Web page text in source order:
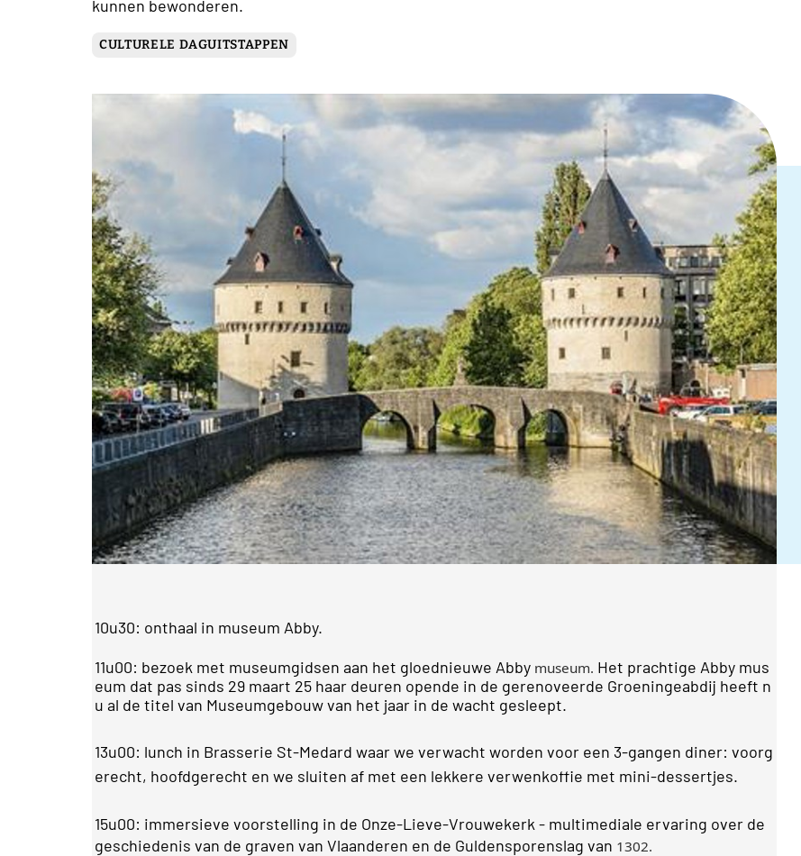
kunnen bewonderen.
CULTURELE DAGUITSTAPPEN
10u30: onthaal in museum Abby.
11u00: bezoek met museumgidsen aan het gloednieuwe Abby museum. Het prachtige Abby mus
eum dat pas sinds 29 maart 25 haar deuren opende in de gerenoveerde Groeningeabdij heeft n
u al de titel van Museumgebouw van het jaar in de wacht gesleept.
13u00: lunch in Brasserie St-Medard waar we verwacht worden voor een 3-gangen diner: voorg
erecht, hoofdgerecht en we sluiten af met een lekkere verwenkoffie met mini-dessertjes.
15u00: immersieve voorstelling in de Onze-Lieve-Vrouwekerk - multimediale ervaring over de
geschiedenis van de graven van Vlaanderen en de Guldensporenslag van 1302.